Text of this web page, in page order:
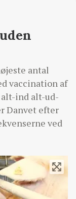
antal
vaccination af
ind alt-ud-
Danvet efter
ved